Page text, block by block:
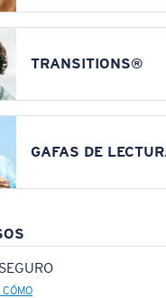
TRANSITIONS®
GAFAS DE
CÓMO